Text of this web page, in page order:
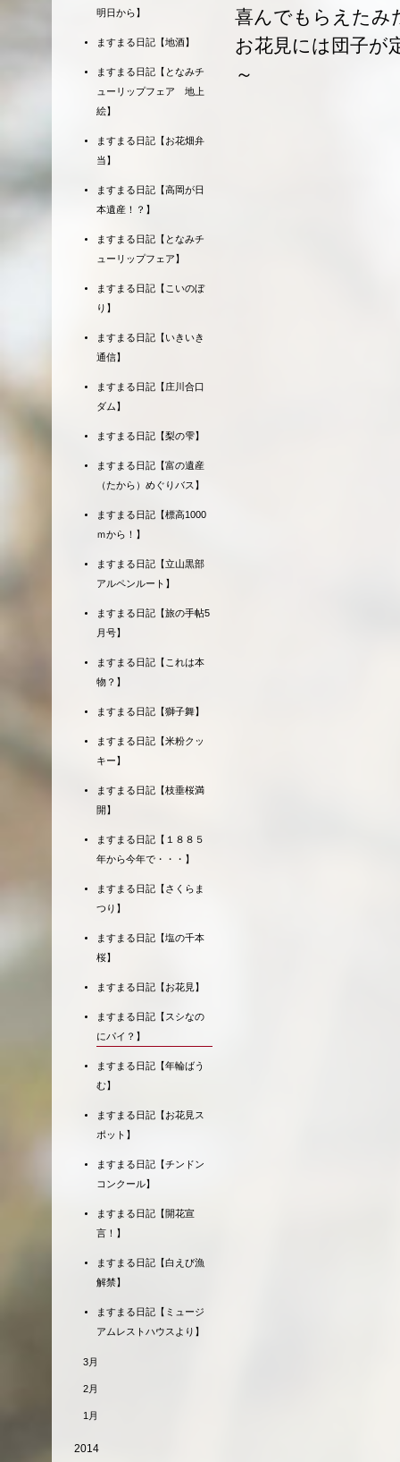
喜んでもらえたみ
お花見には団子が
～
明日から】
ますまる日記【地酒】
ますまる日記【となみチ
ューリップフェア 地上
絵】
ますまる日記【お花畑弁
当】
ますまる日記【高岡が日
本遺産！？】
ますまる日記【となみチ
ューリップフェア】
ますまる日記【こいのぼ
り】
ますまる日記【いきいき
通信】
ますまる日記【庄川合口
ダム】
ますまる日記【梨の雫】
ますまる日記【富の遺産
（たから）めぐりバス】
ますまる日記【標高1000
ｍから！】
ますまる日記【立山黒部
アルペンルート】
ますまる日記【旅の手帖5
月号】
ますまる日記【これは本
物？】
ますまる日記【獅子舞】
ますまる日記【米粉クッ
キー】
ますまる日記【枝垂桜満
開】
ますまる日記【１８８５
年から今年で・・・】
ますまる日記【さくらま
つり】
ますまる日記【塩の千本
桜】
ますまる日記【お花見】
ますまる日記【スシなの
にパイ？】
ますまる日記【年輪ばう
む】
ますまる日記【お花見ス
ポット】
ますまる日記【チンドン
コンクール】
ますまる日記【開花宣
言！】
ますまる日記【白えび漁
解禁】
ますまる日記【ミュージ
アムレストハウスより】
3月
2月
1月
2014